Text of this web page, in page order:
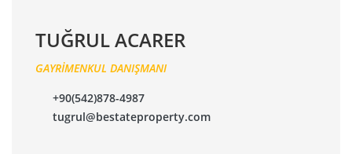
TUĞRUL ACARER
GAYRİMENKUL DANIŞMANI
+90(542)878-4987
tugrul@bestateproperty.com